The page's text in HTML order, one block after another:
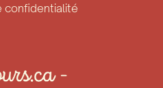
confidentialité